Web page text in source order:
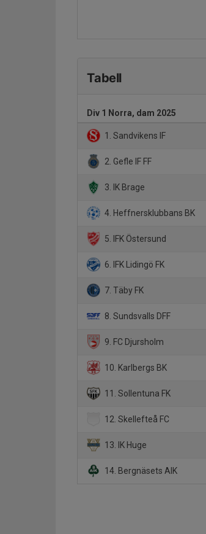
Tabell
Div 1 Norra, dam 2025
1. Sandvikens IF
2. Gefle IF FF
3. IK Brage
4. Heffnersklubbans BK
5. IFK Östersund
6. IFK Lidingö FK
7. Täby FK
8. Sundsvalls DFF
9. FC Djursholm
10. Karlbergs BK
11. Sollentuna FK
12. Skellefteå FC
13. IK Huge
14. Bergnäsets AIK